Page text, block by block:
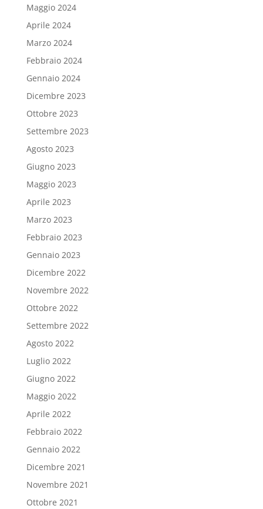
Maggio 2024
Aprile 2024
Marzo 2024
Febbraio 2024
Gennaio 2024
Dicembre 2023
Ottobre 2023
Settembre 2023
Agosto 2023
Giugno 2023
Maggio 2023
Aprile 2023
Marzo 2023
Febbraio 2023
Gennaio 2023
Dicembre 2022
Novembre 2022
Ottobre 2022
Settembre 2022
Agosto 2022
Luglio 2022
Giugno 2022
Maggio 2022
Aprile 2022
Febbraio 2022
Gennaio 2022
Dicembre 2021
Novembre 2021
Ottobre 2021